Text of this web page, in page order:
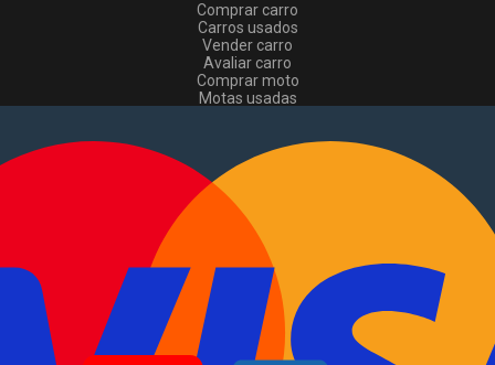
Comprar carro
Carros usados
Vender carro
Avaliar carro
Comprar moto
Motas usadas
Comerciais usados
Vender comerciais
Informações
Como comprar e vender
Pacotes de anúncios
Verificar VIN e matrícula
Sitemap
EN
Sobre Nós